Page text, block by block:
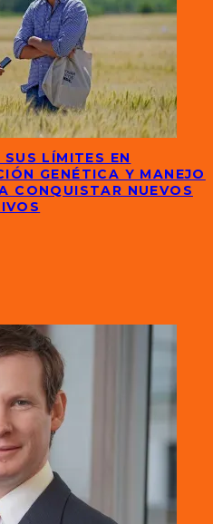
LÍMITES EN
GENÉTICA Y MANEJO
CONQUISTAR NUEVOS